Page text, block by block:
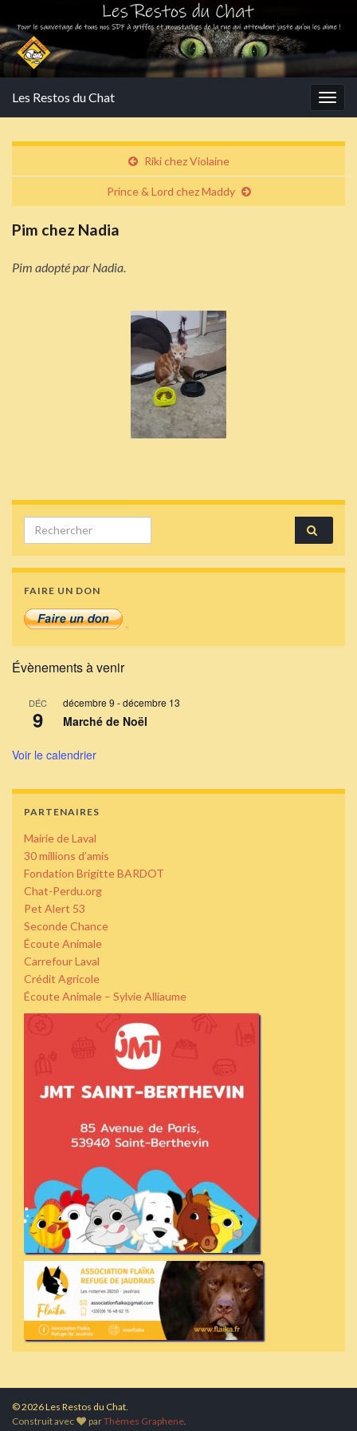
Les Restos du Chat
Riki chez Violaine
Prince & Lord chez Maddy
Pim chez Nadia
Pim adopté par Nadia.
Search for:
FAIRE UN DON
Évènements à venir
DÉC
9
décembre 9 -décembre 13
Marché de Noël
Voir le calendrier
PARTENAIRES
Mairie de Laval
30 millions d’amis
Fondation Brigitte BARDOT
Chat-Perdu.org
Pet Alert 53
Seconde Chance
Écoute Animale
Carrefour Laval
Crédit Agricole
Écoute Animale – Sylvie Alliaume
© 2026 Les Restos du Chat.
Construit avec
parThèmes Graphene